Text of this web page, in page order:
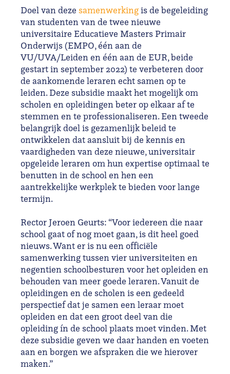
Doel van deze samenwerkingis de begeleiding
van studenten van de twee nieuwe
universitaire Educatieve Masters Primair
Onderwijs (EMPO, één aan de
VU/UVA/Leiden en één aan de EUR, beide
gestart in september 2022) te verbeteren door
de aankomende leraren echt samen op te
leiden. Deze subsidie maakt het mogelijk om
scholen en opleidingen beter op elkaar af te
stemmen en te professionaliseren. Een tweede
belangrijk doel is gezamenlijk beleid te
ontwikkelen dat aansluit bij de kennis en
vaardigheden van deze nieuwe, universitair
opgeleide leraren om hun expertise optimaal te
benutten in de school en hen een
aantrekkelijke werkplek te bieden voor lange
termijn.
Rector Jeroen Geurts: “Voor iedereen die naar
school gaat of nog moet gaan, is dit heel goed
nieuws. Want er is nu een officiële
samenwerking tussen vier universiteiten en
negentien schoolbesturen voor het opleiden en
behouden van meer goede leraren. Vanuit de
opleidingen en de scholen is een gedeeld
perspectief dat je samen een leraar moet
opleiden en dat een groot deel van die
opleiding ín de school plaats moet vinden. Met
deze subsidie geven we daar handen en voeten
aan en borgen we afspraken die we hierover
maken.”